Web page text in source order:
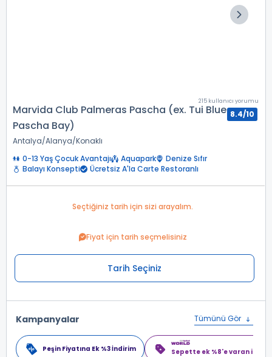
Marvida Club Palmeras Pascha (ex. Tui Blue
Pascha Bay)
Antalya Alanya Konaklı
215 kullanıcı yorumu
8.4/10
0-13 Yaş Çocuk Avantajı Aquapark
Denize Sıfır
Balayı Konsepti
Ücretsiz A'la Carte Restoranlı
Seçtiğiniz tarih için sizi arayalım.
Fiyat için tarih seçmelisiniz
Tarih Seçiniz
Kampanyalar Tümünü Gör
Peşin Fiyatına Ek %3 İndirim Sepette ek %8'e varan